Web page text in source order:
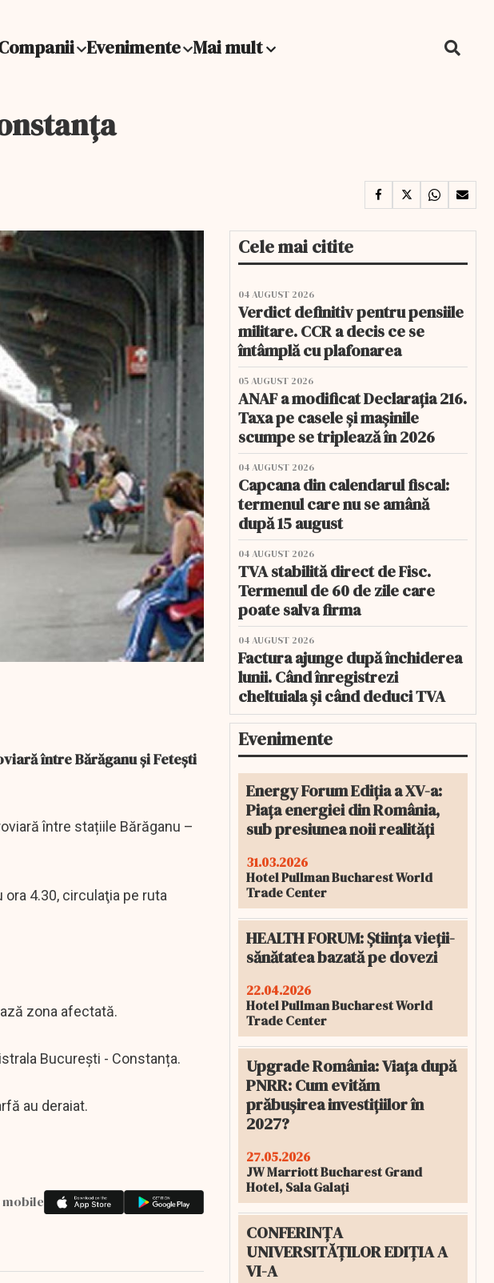
Evenimente Mai mult
între Bărăganu și Feteşti
între stațiile Bărăganu –
4.30, circulaţia pe ruta
zona afectată.
București - Constanța.
au deraiat.
Cele mai citite
04 AUGUST 2026
Verdict definitiv pentru pensiile
militare. CCR a decis ce se
întâmplă cu plafonarea
05 AUGUST 2026
ANAF a modificat Declarația 216.
Taxa pe casele și mașinile
scumpe se triplează în 2026
04 AUGUST 2026
Capcana din calendarul fiscal:
termenul care nu se amână
după 15 august
04 AUGUST 2026
TVA stabilită direct de Fisc.
Termenul de 60 de zile care
poate salva firma
04 AUGUST 2026
Factura ajunge după închiderea
lunii. Când înregistrezi
cheltuiala și când deduci TVA
Evenimente
Energy Forum Ediția a XV-a:
Piața energiei din România,
sub presiunea noii realități
31.03.2026
Hotel Pullman Bucharest World
Trade Center
HEALTH FORUM: Știința vieții-
sănătatea bazată pe dovezi
22.04.2026
Hotel Pullman Bucharest World
Trade Center
Upgrade România: Viața după
PNRR: Cum evităm
prăbușirea investițiilor în
2027?
27.05.2026
JW Marriott Bucharest Grand
Hotel, Sala Galați
CONFERINȚA
UNIVERSITĂȚILOR EDIȚIA A
VI-A